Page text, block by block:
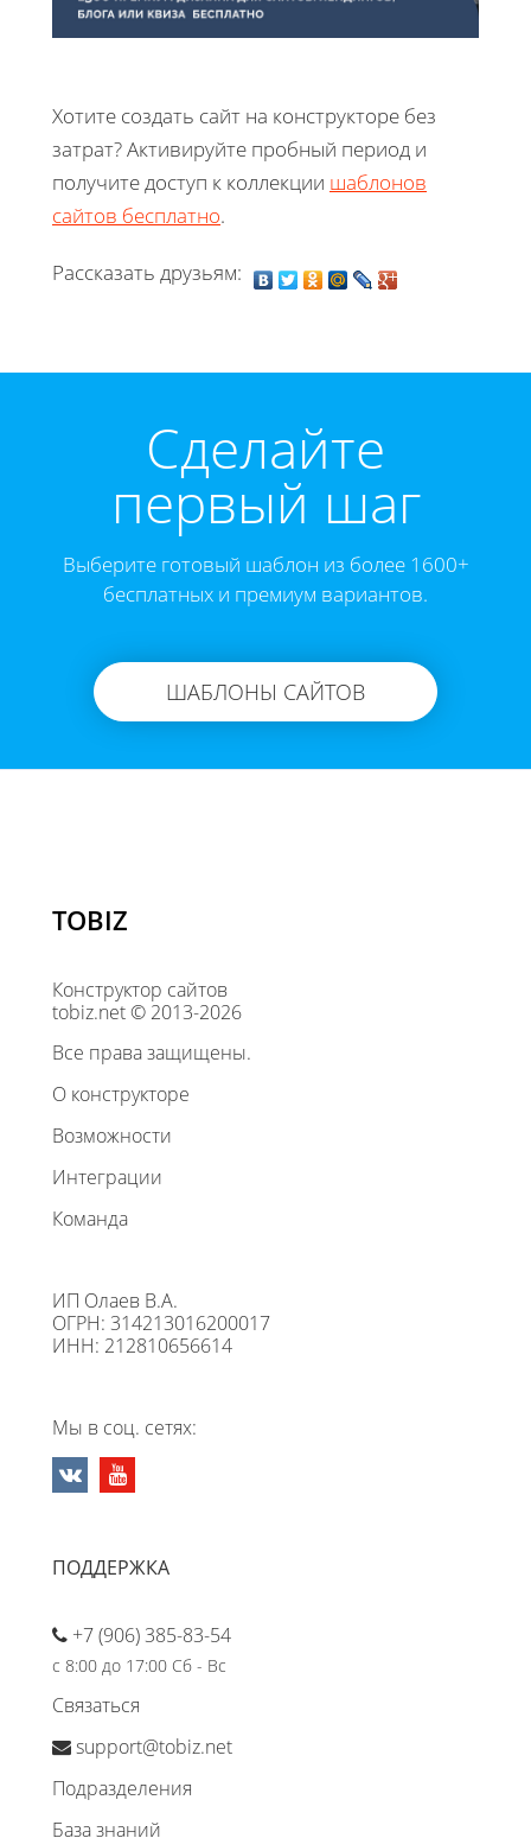
Хотите создать сайт на конструкторе без
затрат? Активируйте пробный период и
получите доступ к коллекции шаблонов
сайтов бесплатно.
Рассказать друзьям:
Cделайте
первый шаг
Выберите готовый шаблон из более 1600+
бесплатных и премиум вариантов.
ШАБЛОНЫ САЙТОВ
TOBIZ
Конструктор сайтов
tobiz.net © 2013-2026
Все права защищены.
О конструкторе
Возможности
Интеграции
Команда
ИП Олаев В.А.
ОГРН: 314213016200017
ИНН: 212810656614
Мы в соц. сетях:
ПОДДЕРЖКА
+7 (906) 385-83-54
с 8:00 до 17:00 Сб - Вс
Связаться
support@tobiz.net
Подразделения
База знаний